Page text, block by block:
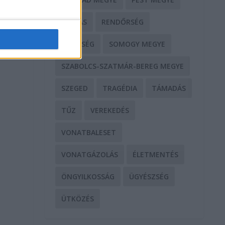
RABLÁS RENDŐRSÉG
SEGÍTSÉG SOMOGY MEGYE
SZABOLCS-SZATMÁR-BEREG MEGYE
SZEGED TRAGÉDIA TÁMADÁS
TŰZ VEREKEDÉS
VONATBALESET
VONATGÁZOLÁS ÉLETMENTÉS
ÖNGYILKOSSÁG ÜGYÉSZSÉG
ÜTKÖZÉS